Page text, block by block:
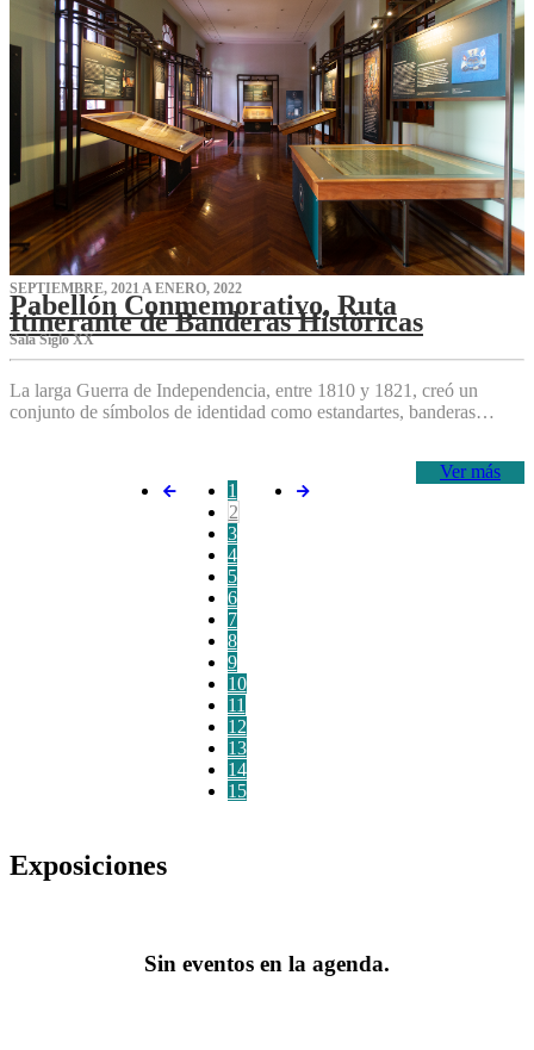
SEPTIEMBRE, 2021 A ENERO, 2022
Pabellón Conmemorativo, Ruta
Itinerante de Banderas Históricas
Sala Siglo XX
La larga Guerra de Independencia, entre 1810 y 1821, creó un
conjunto de símbolos de identidad como estandartes, banderas…
Ver más
1
2
3
4
5
6
7
8
9
10
11
12
13
14
15
Exposiciones
Sin eventos en la agenda.